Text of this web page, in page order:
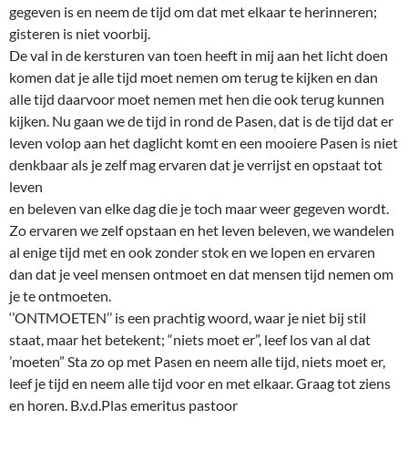
gegeven is en neem de tijd om dat met elkaar te herinneren;
gisteren is niet voorbij.
De val in de kersturen van toen heeft in mij aan het licht doen
komen dat je alle tijd moet nemen om terug te kijken en dan
alle tijd daarvoor moet nemen met hen die ook terug kunnen
kijken. Nu gaan we de tijd in rond de Pasen, dat is de tijd dat er
leven volop aan het daglicht komt en een mooiere Pasen is niet
denkbaar als je zelf mag ervaren dat je verrijst en opstaat tot
leven
en beleven van elke dag die je toch maar weer gegeven wordt.
Zo ervaren we zelf opstaan en het leven beleven, we wandelen
al enige tijd met en ook zonder stok en we lopen en ervaren
dan dat je veel mensen ontmoet en dat mensen tijd nemen om
je te ontmoeten.
‘’ONTMOETEN’’ is een prachtig woord, waar je niet bij stil
staat, maar het betekent; “niets moet er”, leef los van al dat
’moeten” Sta zo op met Pasen en neem alle tijd, niets moet er,
leef je tijd en neem alle tijd voor en met elkaar. Graag tot ziens
en horen. B.v.d.Plas emeritus pastoor